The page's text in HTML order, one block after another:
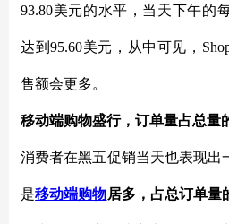
93.80美元的水平，当天下午的
达到95.60美元，从中可见，
售额会更多。
移动端购物盛行，订单量占总量
消费者在黑五促销当天也表现出
是移动端购物居多，占总订单量